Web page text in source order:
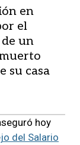
en
el
un
su casa
hoy
del Salario